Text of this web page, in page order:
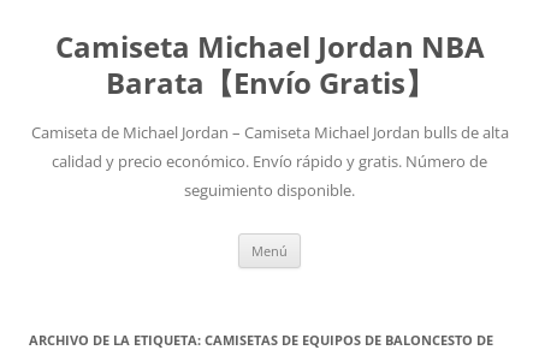
Camiseta Michael Jordan NBA
Barata【Envío Gratis】
Camiseta de Michael Jordan – Camiseta Michael Jordan bulls de alta
calidad y precio económico. Envío rápido y gratis. Número de
seguimiento disponible.
Menú
ARCHIVO DE LA ETIQUETA: CAMISETAS DE EQUIPOS DE BALONCESTO DE